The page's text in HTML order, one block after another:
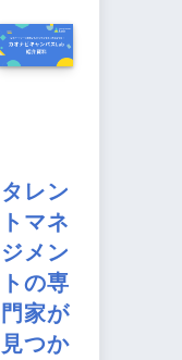
タレン
トマネ
ジメン
トの専
門家が
見つか